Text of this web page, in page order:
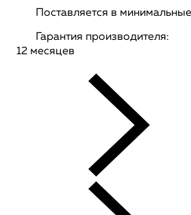
Поставляется в
Гарантия производителя:
12 месяцев